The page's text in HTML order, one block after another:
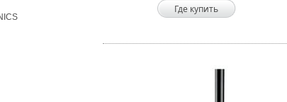
Где купить